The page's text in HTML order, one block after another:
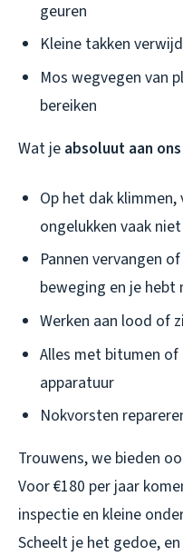
geuren
Kleine takken
Mos wegvegen van
bereiken
Wat je absoluut aan
Op het dak klimmen,
ongelukken vaak niet
Pannen vervangen
beweging en je hebt
Werken aan lood of
Alles met bitumen
apparatuur
Nokvorsten
Trouwens, we bieden
Voor €180 per jaar
inspectie en kleine
Scheelt je het gedoe,